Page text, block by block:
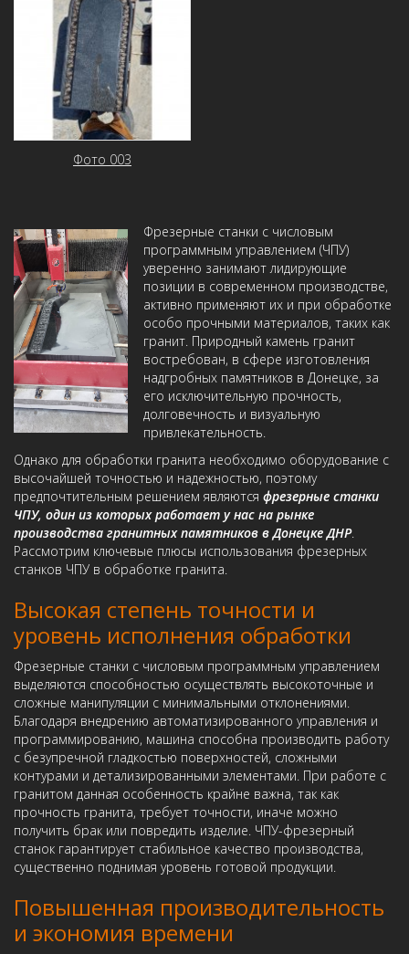
Фото 003
Фрезерные станки с числовым
программным управлением (ЧПУ)
уверенно занимают лидирующие
позиции в современном производстве,
активно применяют их и при обработке
особо прочными материалов, таких как
гранит. Природный камень гранит
востребован, в сфере изготовления
надгробных памятников в Донецке, за
его исключительную прочность,
долговечность и визуальную
привлекательность.
Однако для обработки гранита необходимо оборудование с
высочайшей точностью и надежностью, поэтому
предпочтительным решением являются фрезерные станки
ЧПУ, один из которых работает у нас на рынке
производства гранитных памятников в Донецке ДНР.
Рассмотрим ключевые плюсы использования фрезерных
станков ЧПУ в обработке гранита.
Высокая степень точности и
уровень исполнения обработки
Фрезерные станки с числовым программным управлением
выделяются способностью осуществлять высокоточные и
сложные манипуляции с минимальными отклонениями.
Благодаря внедрению автоматизированного управления и
программированию, машина способна производить работу
с безупречной гладкостью поверхностей, сложными
контурами и детализированными элементами. При работе с
гранитом данная особенность крайне важна, так как
прочность гранита, требует точности, иначе можно
получить брак или повредить изделие. ЧПУ-фрезерный
станок гарантирует стабильное качество производства,
существенно поднимая уровень готовой продукции.
Повышенная производительность
и экономия времени